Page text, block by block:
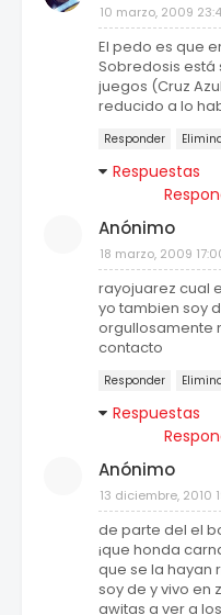
10 marzo, 2009
El pedo es que
Sobredosis está
juegos (Cruz
reducido a lo
Responder
Respuestas
Anónimo
18 marzo, 2009
rayojuarez cual
yo tambien soy
orgullosamente
contacto
Responder
Respuestas
Anónimo
13 diciembre, 2010
de parte del el
¡que honda
que se la hayan
soy de y vivo en
awitas a ver a